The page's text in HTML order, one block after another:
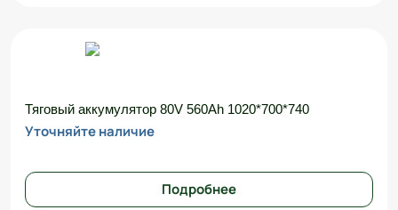
Тяговый аккумулятор 80V 560Ah 1020*700*740
Уточняйте наличие
Подробнее